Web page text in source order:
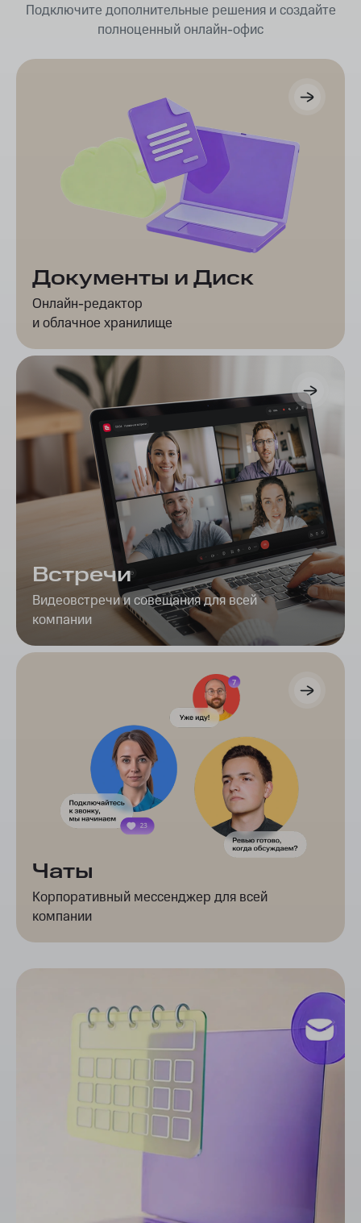
Подключите дополнительные решения и создайте
полноценный онлайн-офис
Документы и Диск
Онлайн-редактор
и облачное хранилище
Встречи
Видеовстречи и совещания для всей
компании
Чаты
Корпоративный мессенджер для всей
компании